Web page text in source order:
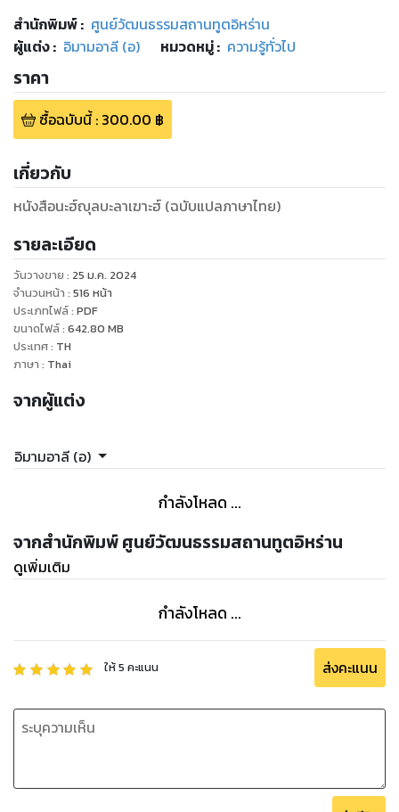
สำนักพิมพ์: ศูนย์วัฒนธรรมสถานทูตอิหร่าน
ผู้แต่ง : อิมามอาลี (อ) หมวดหมู่: ความรู้ทั่วไป
ราคา
ซื้อฉบับนี้: 300.00 ฿
เกี่ยวกับ
หนังสือนะฮ์ญุลบะลาเฆาะฮ์ (ฉบับแปลภาษาไทย)
รายละเอียด
วันวางขาย : 25 ม.ค. 2024
จำนวนหน้า : 516 หน้า
ประเภทไฟล์: PDF
ขนาดไฟล์: 642.80 MB
ประเทศ: TH
ภาษา : Thai
จากผู้แต่ง
อิมามอาลี (อ)
กำลังโหลด ...
จากสำนักพิมพ์ ศูนย์วัฒนธรรมสถานทูตอิหร่าน
ดูเพิ่มเติม
กำลังโหลด ...
ให้5 คะแนน ส่งคะแนน